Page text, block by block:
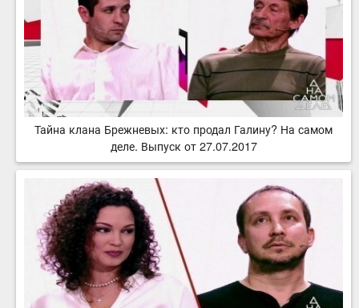
Тайна клана Брежневых: кто продал Галину? На самом
деле. Выпуск от 27.07.2017